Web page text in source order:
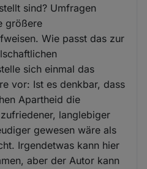
sind? Umfragen
größere
Wie passt das zur
sich einmal das
vor: Ist es denkbar, dass
Apartheid die
langlebiger
gewesen wäre als
Irgendetwas kann hier
aber der Autor kann